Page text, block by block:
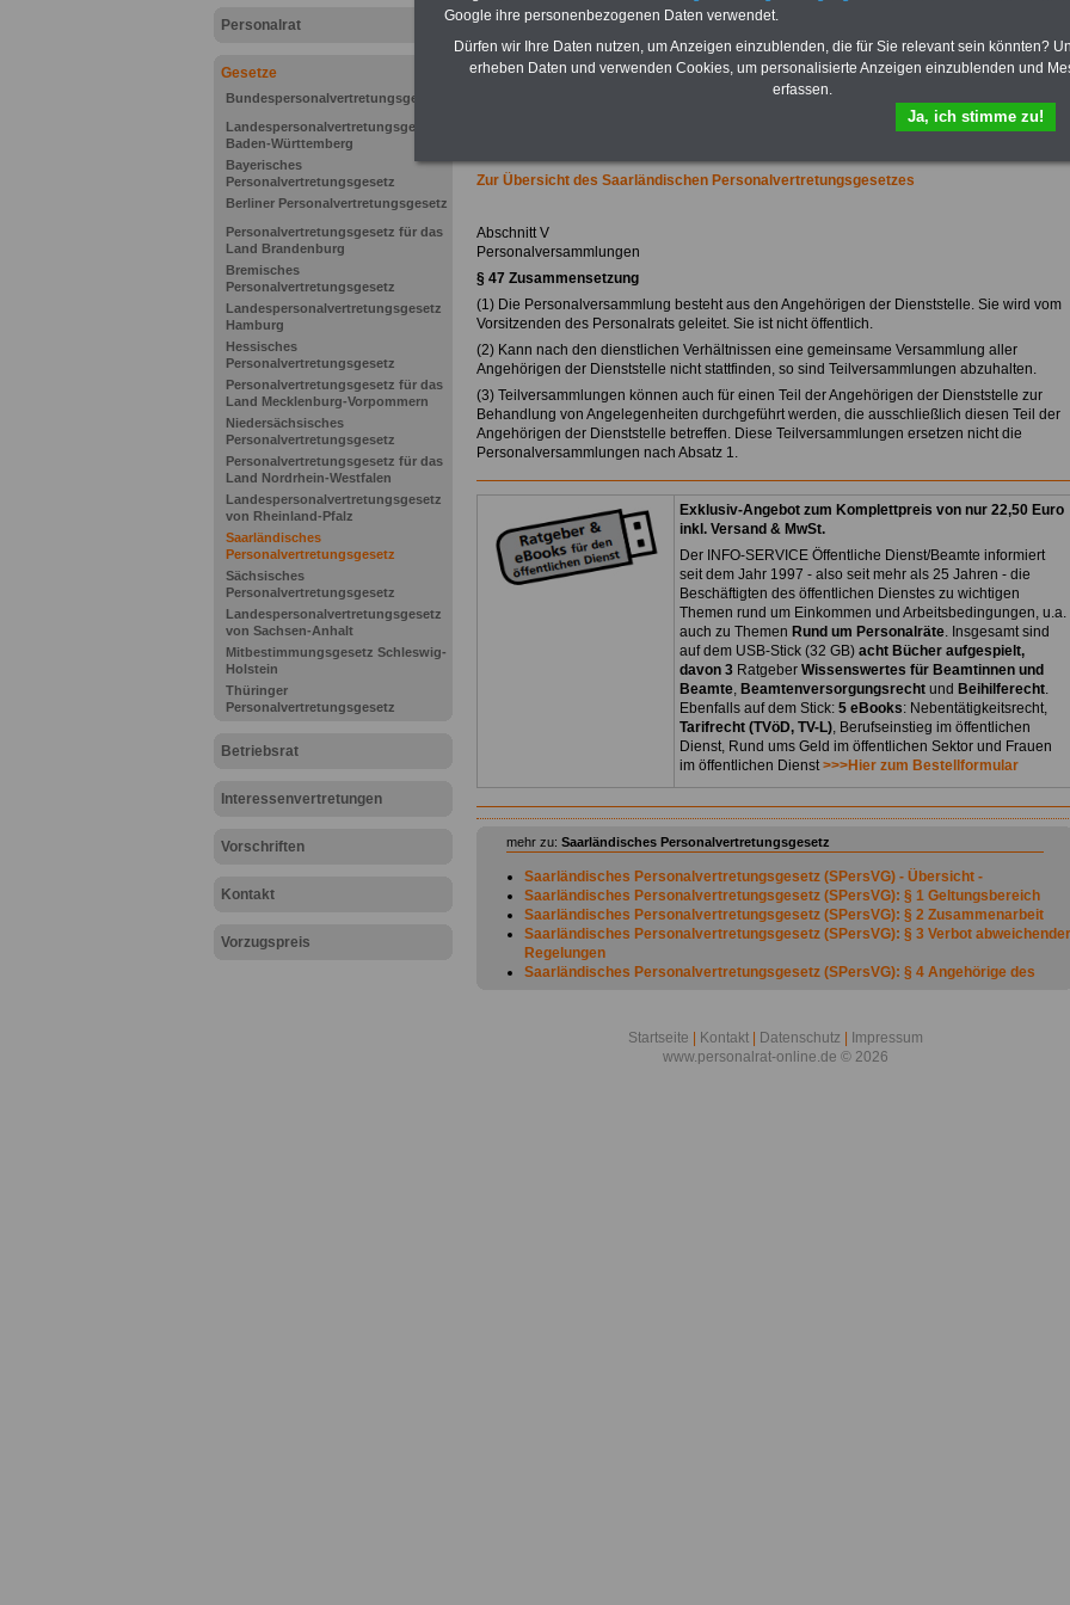
Personalrat
Gesetze
Bundespersonalvertretungsgesetz
Landespersonalvertretungsgesetz
Baden-Württemberg
Bayerisches
Personalvertretungsgesetz
Berliner Personalvertretungsgesetz
Personalvertretungsgesetz für das
Land Brandenburg
Bremisches
Personalvertretungsgesetz
Landespersonalvertretungsgesetz
Hamburg
Hessisches
Personalvertretungsgesetz
Personalvertretungsgesetz für das
Land Mecklenburg-Vorpommern
Niedersächsisches
Personalvertretungsgesetz
Personalvertretungsgesetz für das
Land Nordrhein-Westfalen
Landespersonalvertretungsgesetz
von Rheinland-Pfalz
Saarländisches
Personalvertretungsgesetz
Sächsisches
Personalvertretungsgesetz
Landespersonalvertretungsgesetz
von Sachsen-Anhalt
Mitbestimmungsgesetz Schleswig-
Holstein
Thüringer
Personalvertretungsgesetz
Betriebsrat
Interessenvertretungen
Vorschriften
Kontakt
Vorzugspreis
Bund, Länder und Kommunen.
>>>Hier zur Bestellung des
Zur Übersicht des Saarländischen Personalvertretungsgesetzes
Abschnitt V
Personalversammlungen
§ 47 Zusammensetzung
(1) Die Personalversammlung besteht aus den Angehörigen der Dienststelle. Sie wird vom
Vorsitzenden des Personalrats geleitet. Sie ist nicht öffentlich.
(2) Kann nach den dienstlichen Verhältnissen eine gemeinsame Versammlung aller
Angehörigen der Dienststelle nicht stattfinden, so sind Teilversammlungen abzuhalten.
(3) Teilversammlungen können auch für einen Teil der Angehörigen der Dienststelle zur
Behandlung von Angelegenheiten durchgeführt werden, die ausschließlich diesen Teil der
Angehörigen der Dienststelle betreffen. Diese Teilversammlungen ersetzen nicht die
Personalversammlungen nach Absatz 1.
Exklusiv-Angebot zum Komplettpreis von nur 22,50 Euro
inkl. Versand & MwSt.
Der INFO-SERVICE Öffentliche Dienst/Beamte informiert
seit dem Jahr 1997 - also seit mehr als 25 Jahren - die
Beschäftigten des öffentlichen Dienstes zu wichtigen
Themen rund um Einkommen und Arbeitsbedingungen, u.a.
auch zu Themen Rund um Personalräte. Insgesamt sind
auf dem USB-Stick (32 GB) acht Bücher aufgespielt,
davon 3 Ratgeber Wissenswertes für Beamtinnen und
Beamte, Beamtenversorgungsrecht und Beihilferecht.
Ebenfalls auf dem Stick: 5 eBooks: Nebentätigkeitsrecht,
Tarifrecht (TVöD, TV-L), Berufseinstieg im öffentlichen
Dienst, Rund ums Geld im öffentlichen Sektor und Frauen
im öffentlichen Dienst>>>Hier zum Bestellformular
mehr zu: Saarländisches Personalvertretungsgesetz
Saarländisches Personalvertretungsgesetz (SPersVG) - Übersicht -
Saarländisches Personalvertretungsgesetz (SPersVG): § 1 Geltungsbereich
Saarländisches Personalvertretungsgesetz (SPersVG): § 2 Zusammenarbeit
Saarländisches Personalvertretungsgesetz (SPersVG): § 3 Verbot abweichender
Regelungen
Saarländisches Personalvertretungsgesetz (SPersVG): § 4 Angehörige des
Saarländisches Personalvertretungsgesetz (SPersVG): § 6 Dienststellen
Saarländisches Personalvertretungsgesetz (SPersVG): § 7 Leiter der
Startseite Kontakt Datenschutz
Impressum
www.personalrat-online.de © 2026
Google ihre personenbezogenen Daten verwendet.
Dürfen wir Ihre Daten nutzen, um Anzeigen einzublenden, die für Sie relevant sein könnten?
erheben Daten und verwenden Cookies, um personalisierte Anzeigen einzublenden und
erfassen.
Ja, ich stimme zu!